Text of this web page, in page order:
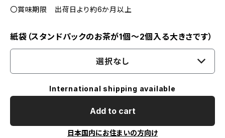
〇賞味期限 出荷日より約6か月以上
紙袋（スタンドパックのお茶が1個～2個入る大きさです）
選択なし
International shipping available
Add to cart
日本国内にお住まいの方向け